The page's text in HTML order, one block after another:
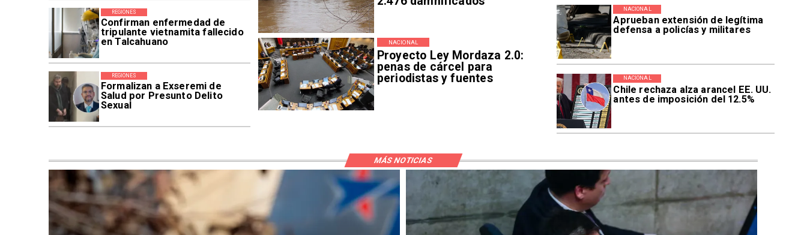
Aprueban extensión de legítima
defensa a policías y militares
NACIONAL
Chile rechaza alza arancel EE. UU.
antes de imposición del 12.5%
NACIONAL
Confirman enfermedad de
tripulante vietnamita fallecido
en Talcahuano
REGIONES
Formalizan a Exseremi de
Salud por Presunto Delito
Sexual
REGIONES
Proyecto Ley Mordaza 2.0:
penas de cárcel para
periodistas y fuentes
NACIONAL
MÁS NOTICIAS